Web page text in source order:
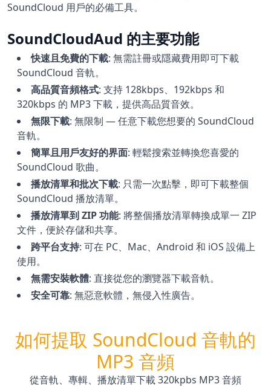
SoundCloud 用戶的必備工具。
SoundCloudAud 的主要功能
快速且免費的下載: 無需註冊或隱藏費用即可下載
SoundCloud 音軌。
高品質音頻格式: 支持 128kbps、192kbps 和
320kbps 的 MP3 下載，提供高品質音效。
無限下載: 無限制 — 任意下載您想要的 SoundCloud
音軌。
簡單且用戶友好的界面: 輕鬆搜索並轉換您喜愛的
SoundCloud 歌曲。
播放清單和批次下載: 只需一次點擊，即可下載整個
SoundCloud 播放清單。
播放清單到 ZIP 功能: 將整個播放清單轉換成單一 ZIP
文件，便於存儲和共享。
跨平台支持: 可在 PC、Mac、Android 和 iOS 設備上
使用。
無需安裝軟體: 直接從您的瀏覽器下載音軌。
安全可靠: 無惡意軟體，無侵入性廣告。
如何提取 SoundCloud 音軌的
MP3 音頻
從音軌、專輯、播放清單下載 320kpbs MP3 音頻